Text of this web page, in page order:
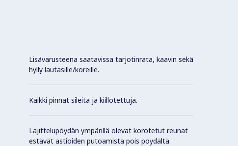
Lisävarusteena saatavissa tarjotinrata, kaavin sekä
hylly lautasille/koreille.
Kaikki pinnat sileitä ja kiillotettuja.
Lajittelupöydän ympärillä olevat korotetut reunat
estävät astioiden putoamista pois pöydältä.